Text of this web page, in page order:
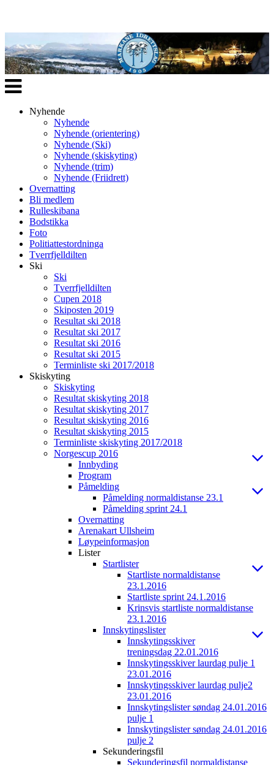
Veksle
navigasjon
Nyhende
Nyhende
Nyhende (orientering)
Nyhende (Ski)
Nyhende (skiskyting)
Nyhende (trim)
Nyhende (Friidrett)
Overnatting
Bli medlem
Rulleskibana
Bodstikka
Foto
Politiattestordninga
Tverrfjelldilten
Ski
Ski
Tverrfjelldilten
Cupen 2018
Skiposten 2019
Resultat ski 2018
Resultat ski 2017
Resultat ski 2016
Resultat ski 2015
Terminliste ski 2017/2018
Skiskyting
Skiskyting
Resultat skiskyting 2018
Resultat skiskyting 2017
Resultat skiskyting 2016
Resultat skiskyting 2015
Terminliste skiskyting 2017/2018
Norgescup 2016
Innbyding
Program
Påmelding
Påmelding normaldistanse 23.1
Påmelding sprint 24.1
Overnatting
Arenakart Ullsheim
Løypeinformasjon
Lister
Startlister
Startliste normaldistanse
23.1.2016
Startliste sprint 24.1.2016
Krinsvis startliste normaldistanse
23.1.2016
Innskytingslister
Innskytingsskiver
treningsdag 22.01.2016
Innskytingsskiver laurdag pulje 1
23.01.2016
Innskytingsskiver laurdag pulje2
23.01.2016
Innskytingslister søndag 24.01.2016
pulje 1
Innskytingslister søndag 24.01.2016
pulje 2
Sekunderingsfil
Sekunderingsfil normaldistanse